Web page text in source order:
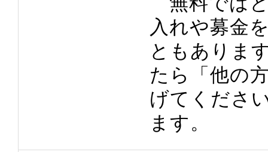
入れや募金
ともありま
たら「他の
げてくださ
ます。